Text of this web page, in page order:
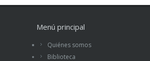
Menú principal
Quiénes somos
Biblioteca